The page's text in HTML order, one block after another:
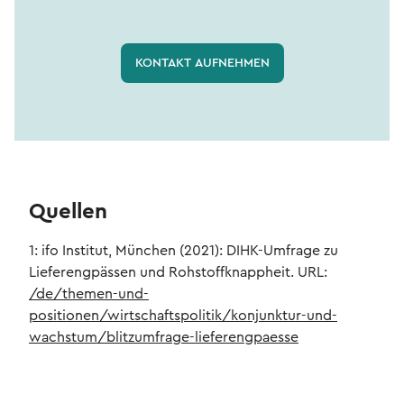
KONTAKT AUFNEHMEN
Quellen
1: ifo Institut, München (2021): DIHK-Umfrage zu
Lieferengpässen und Rohstoffknappheit. URL:
/de/themen-und-
positionen/wirtschaftspolitik/konjunktur-und-
wachstum/blitzumfrage-lieferengpaesse